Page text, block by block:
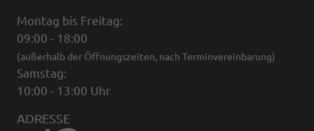
Montag bis Freitag:
09:00 - 18:00
(außerhalb der Öffnungszeiten, nach Terminvereinbarung)
Samstag:
10:00 - 13:00 Uhr
ADRESSE